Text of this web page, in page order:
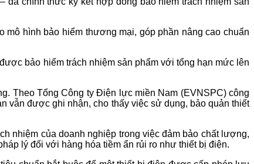
hình bảo hiểm thương mại, góp phần nâng cao chuẩn
bảo hiểm trách nhiệm sản phẩm với tổng hạn mức lên
Theo Tổng Công ty Điện lực miền Nam (EVNSPC) công
vẫn được ghi nhận, cho thấy việc sử dụng, bảo quản thiết
nhiệm của doanh nghiệp trong việc đảm bảo chất lượng,
lý đối với hàng hóa tiềm ẩn rủi ro như thiết bị điện.